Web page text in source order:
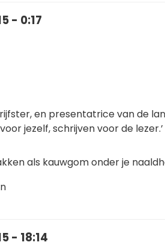
- 0:17
en presentatrice van de
jezelf, schrijven voor de lezer.’
als kauwgom onder je
- 18:14